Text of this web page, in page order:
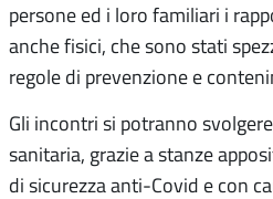
persone ed i loro familiari i
anche fisici, che sono stati
regole di prevenzione e
Gli incontri si potranno
sanitaria, grazie a stanze
di sicurezza anti-Covid e con